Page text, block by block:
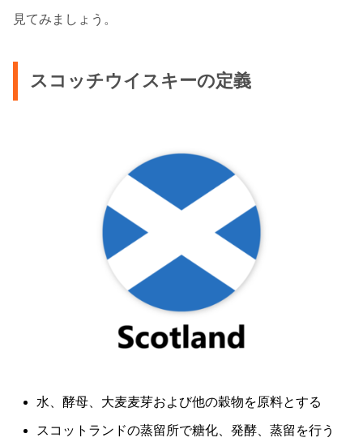
見てみましょう。
スコッチウイスキーの定義
水、酵母、大麦麦芽および他の穀物を原料とする
スコットランドの蒸留所で糖化、発酵、蒸留を行う